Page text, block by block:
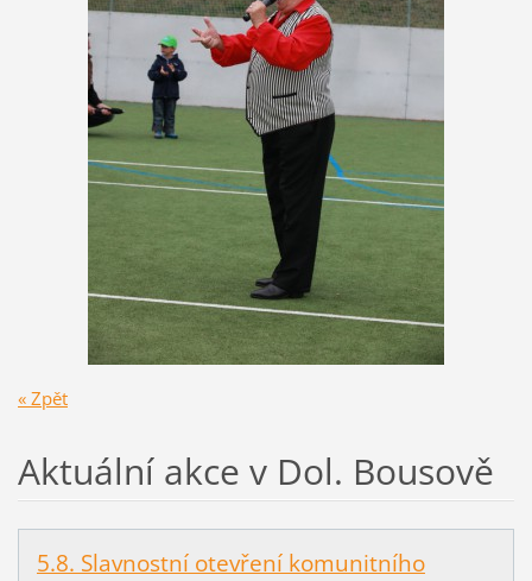
« Zpět
Aktuální akce v Dol. Bousově
5.8. Slavnostní otevření komunitního